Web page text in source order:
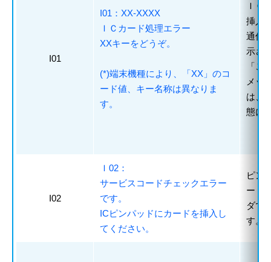
I01
I01：XX-XXXX
ＩＣカード処理エラー
XXキーをどうぞ。
(*)端末機種により、「XX」のコ
ード値、キー名称は異なりま
す。
ＩＣ
挿入
通信
示さ
「こ
メッ
は、
態に
I02
Ｉ02：
サービスコードチェックエラー
です。
ICピンパッドにカードを挿入し
てください。
ピン
ード
ダで
す。